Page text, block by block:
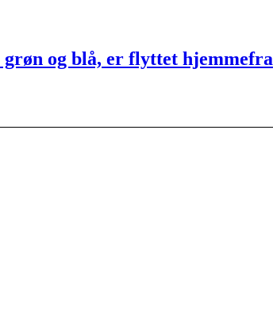
grøn og blå, er flyttet hjemmefra